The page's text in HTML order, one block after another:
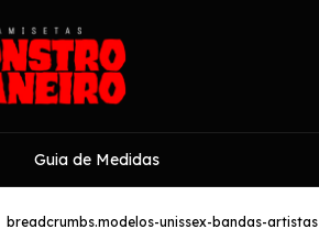
Guia de Medidas
breadcrumbs.modelos-unissex-bandas-artistas